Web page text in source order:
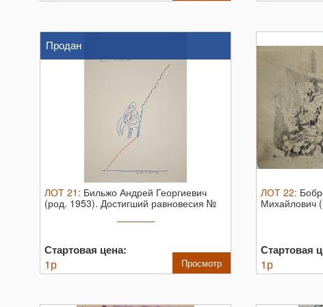
Продан
ЛОТ 21 : Бильжо Андрей Георгиевич
(род. 1953). Достигший равновесия №
Стартовая цена:
1р Просмотр
ЛОТ 22:
Михайлович
Стартовая
1р